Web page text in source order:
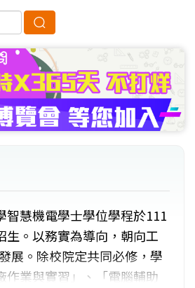
智慧機電學士學位學程於111
生。以務實為導向，朝向工
展。除校院定共同必修，學
作業與實習」、「電腦輔助